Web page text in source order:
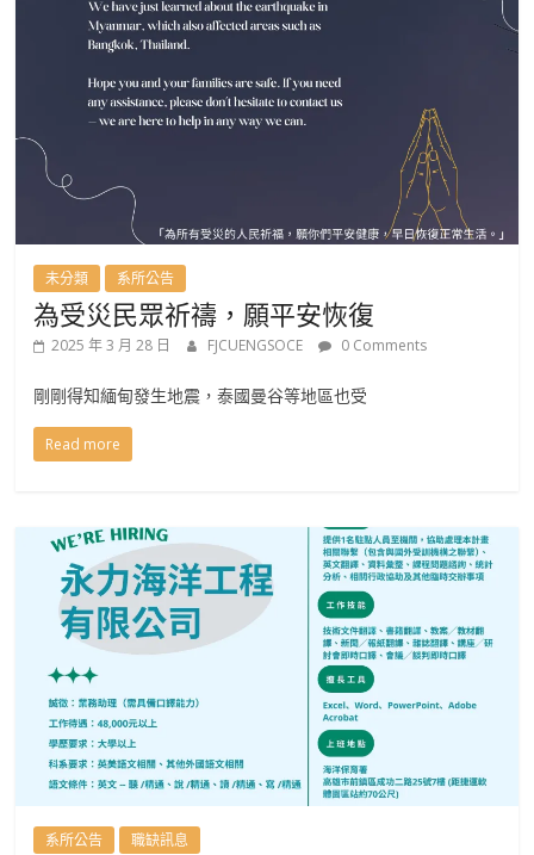
未分類 系所公告
為受災民眾祈禱，願平安恢復
2025 年 3 月 28 日 FJCUENGSOCE 0 Comments
剛剛得知緬甸發生地震，泰國曼谷等地區也受
Read more
系所公告 職缺訊息